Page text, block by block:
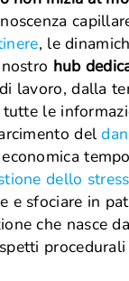
, le
hub
lavoro, dalla
le
del
dello
e sfociare in
che nasce